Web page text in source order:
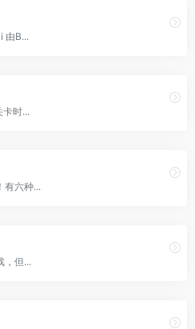
B...
时...
有六种...
，但...